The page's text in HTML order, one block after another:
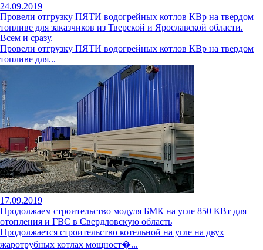
24.09.2019
Провели отгрузку ПЯТИ водогрейных котлов КВр на твердом
топливе для заказчиков из Тверской и Ярославской области.
Всем и сразу.
Провели отгрузку ПЯТИ водогрейных котлов КВр на твердом
топливе для...
17.09.2019
Продолжаем строительство модуля БМК на угле 850 КВт для
отопления и ГВС в Свердловскую область
Продолжается строительство котельной на угле на двух
жаротрубных котлах мощност�...